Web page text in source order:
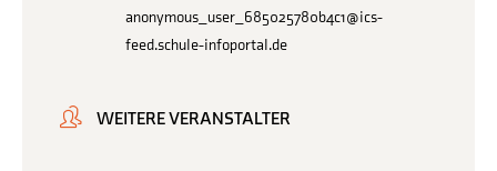
anonymous_user_685025780b4c1@ics-
feed.schule-infoportal.de
WEITERE VERANSTALTER